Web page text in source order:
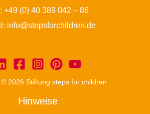
+49 (0) 40 389 042 – 86
info@stepsforchildren.de
2026 Stiftung steps for children
Hinweise